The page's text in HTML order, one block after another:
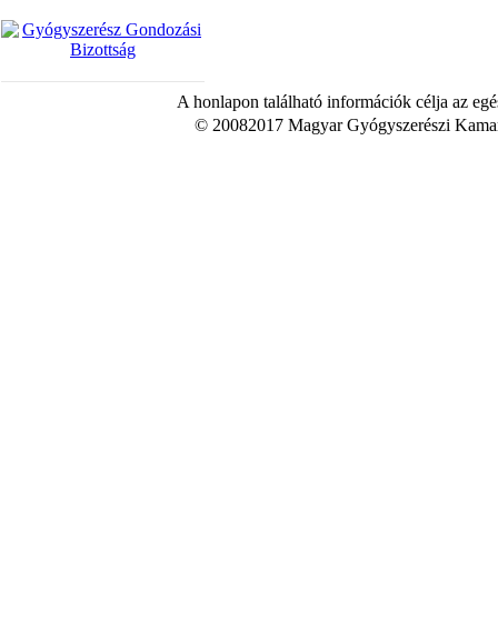
A honlapon található információk célja az
© 20082017 Magyar Gyógyszerészi